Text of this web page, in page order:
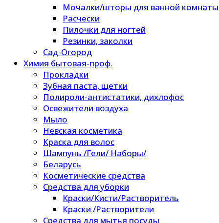
Мочалки/шторы для ванной комнаты
Расчески
Пилочки для ногтей
Резинки, заколки
Сад-Огород
Химия бытовая-проф.
Прокладки
Зубная паста, щетки
Полироли-антистатики, дихлофос
Освежители воздуха
Мыло
Невская косметика
Краска для волос
Шампунь /Гели/ Наборы/
Беларусь
Косметические средства
Средства для уборки
Краски/Кисти/Растворитель
Краски /Растворители
Средства для мытья посуды